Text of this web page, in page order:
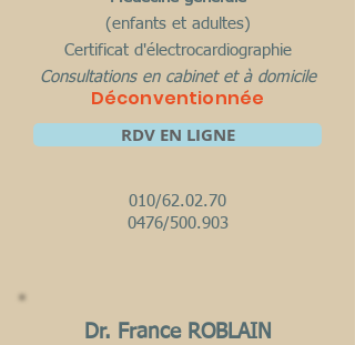
(enfants et adultes)
Certificat d'électrocardiographie
​Consultations en cabinet et à domicile
Déconventionnée
RDV EN LIGNE
010/62.02.70
0476/500.903
Dr. France ROBLAIN